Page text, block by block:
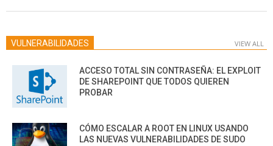
VULNERABILIDADES VIEW ALL
ACCESO TOTAL SIN CONTRASEÑA: EL EXPLOIT
DE SHAREPOINT QUE TODOS QUIEREN
PROBAR
CÓMO ESCALAR A ROOT EN LINUX USANDO
LAS NUEVAS VULNERABILIDADES DE SUDO